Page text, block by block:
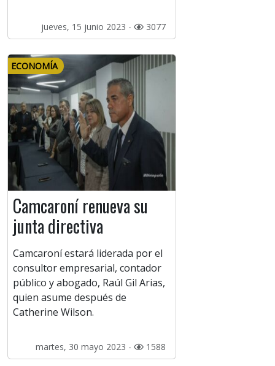
jueves, 15 junio 2023 - 3077
ECONOMÍA
Camcaroní renueva su
junta directiva
Camcaroní estará liderada por el
consultor empresarial, contador
público y abogado, Raúl Gil Arias,
quien asume después de
Catherine Wilson.
martes, 30 mayo 2023 - 1588